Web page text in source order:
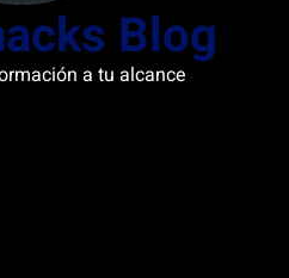
Blog
a tu alcance